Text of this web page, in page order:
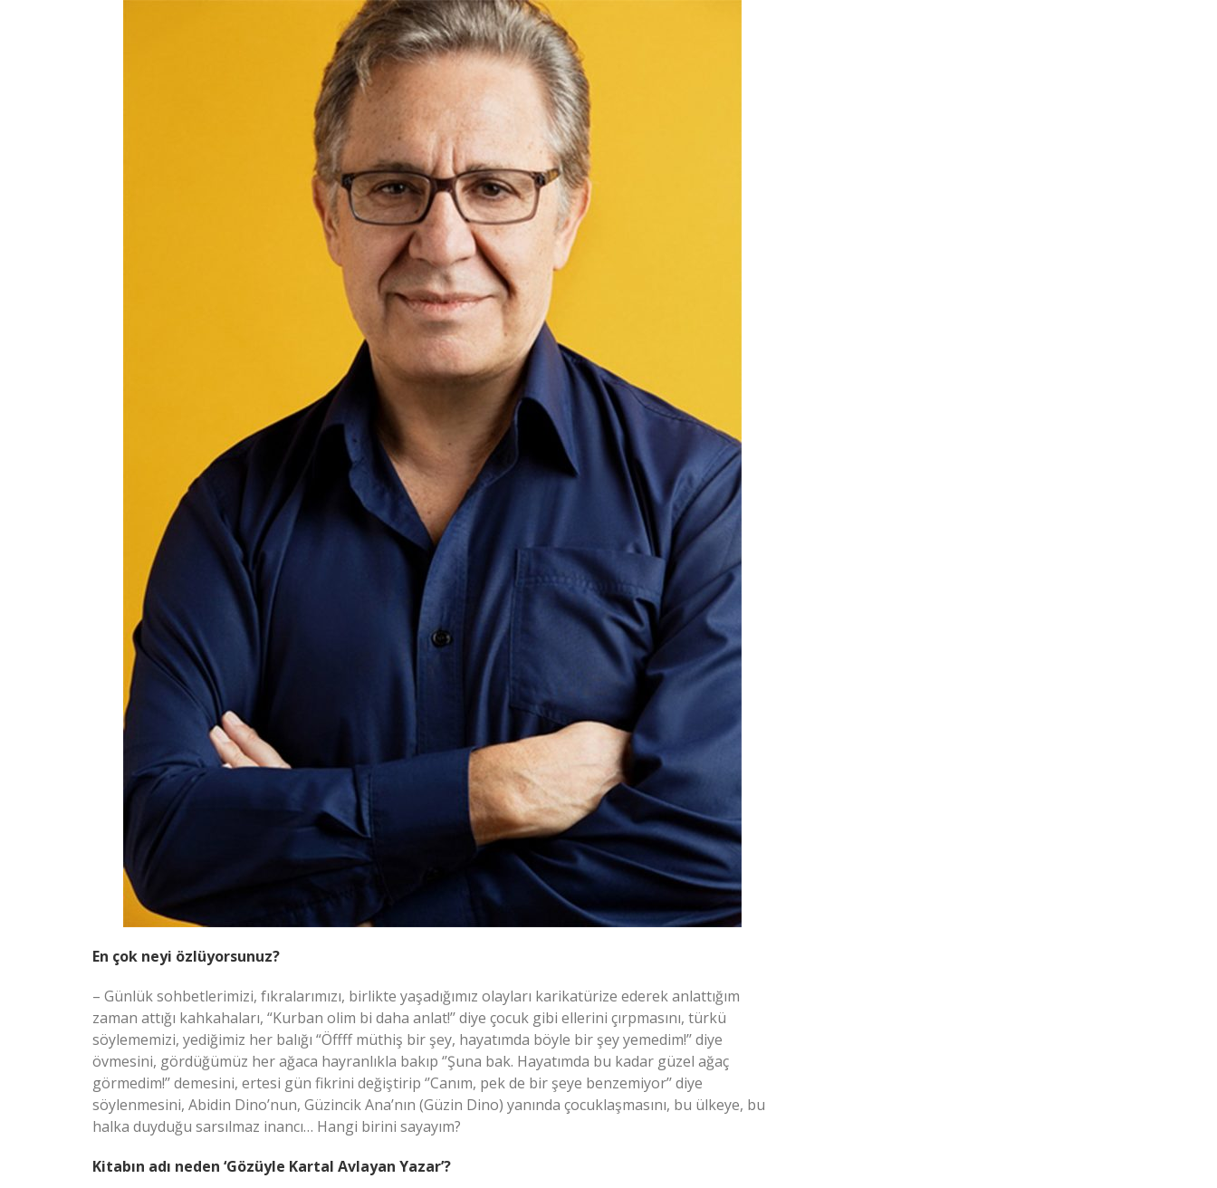
En çok neyi özlüyorsunuz?
– Günlük sohbetlerimizi, fıkralarımızı, birlikte yaşadığımız olayları karikatürize ederek anlattığım
zaman attığı kahkahaları, “Kurban olim bi daha anlat!’’ diye çocuk gibi ellerini çırpmasını, türkü
söylememizi, yediğimiz her balığı “Öffff müthiş bir şey, hayatımda böyle bir şey yemedim!’’ diye
övmesini, gördüğümüz her ağaca hayranlıkla bakıp ‘’Şuna bak. Hayatımda bu kadar güzel ağaç
görmedim!’’ demesini, ertesi gün fikrini değiştirip ‘’Canım, pek de bir şeye benzemiyor’’ diye
söylenmesini, Abidin Dino’nun, Güzincik Ana’nın (Güzin Dino) yanında çocuklaşmasını, bu ülkeye, bu
halka duyduğu sarsılmaz inancı… Hangi birini sayayım?
Kitabın adı neden ‘Gözüyle Kartal Avlayan Yazar’?